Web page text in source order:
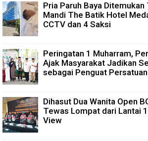
Pria Paruh Baya
Mandi The Batik Hotel
CCTV dan 4 Saksi
Peringatan 1 Muharram,
Ajak Masyarakat Jadikan
sebagai Penguat Persatuan
Dihasut Dua Wanita Open
Tewas Lompat dari Lantai
View